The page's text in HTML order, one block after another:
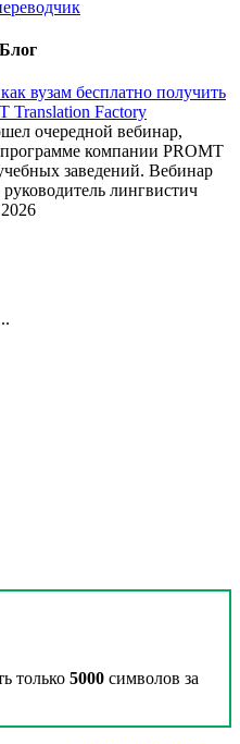
вузам бесплатно получить
Translation Factory
очередной вебинар,
компании PROMT
заведений. Вебинар
лингвистич
только 5000 символов за